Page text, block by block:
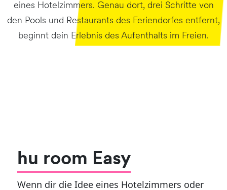
eines Hotelzimmers. Genau dort, drei Schritte von
den Pools und Restaurants des Feriendorfes entfernt,
beginnt dein Erlebnis des Aufenthalts im Freien.
hu room Easy
Wenn dir die Idee eines Hotelzimmers oder